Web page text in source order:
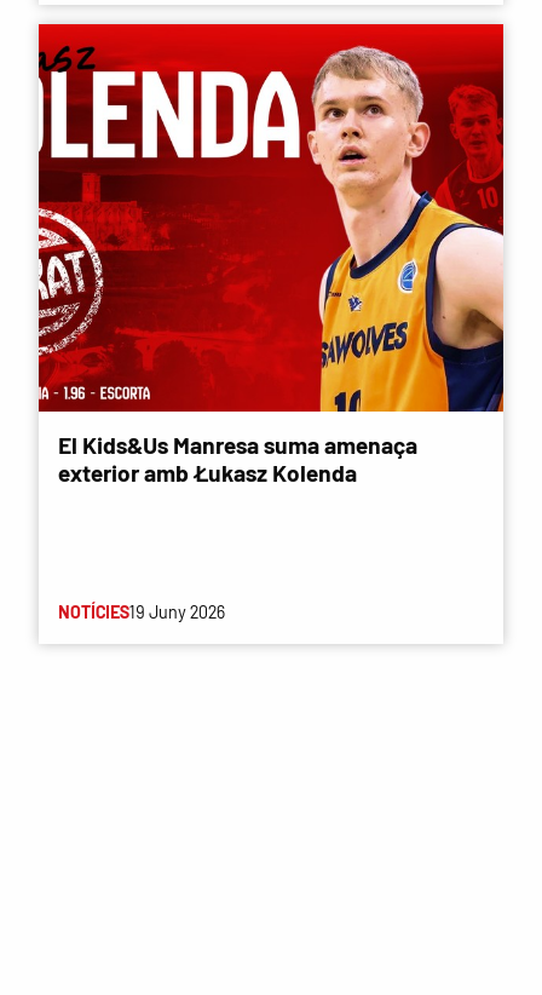
El Kids&Us Manresa suma amenaça
exterior amb Łukasz Kolenda
NOTÍCIES19 Juny 2026